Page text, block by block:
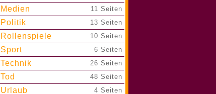
Medien 11 Seiten
Politik 13 Seiten
Rollenspiele 10 Seiten
Sport 6 Seiten
Technik 26 Seiten
Tod 48 Seiten
Urlaub 4 Seiten